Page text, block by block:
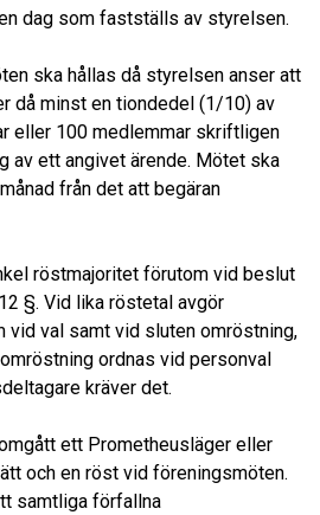
dag som fastställs av styrelsen.
ska hållas då styrelsen anser att
då minst en tiondedel (1/10) av
eller 100 medlemmar skriftligen
av ett angivet ärende. Mötet ska
från det att begäran
röstmajoritet förutom vid beslut
§. Vid lika röstetal avgör
vid val samt vid sluten omröstning,
ordnas vid personval
kräver det.
ett Prometheusläger eller
och en röst vid föreningsmöten.
samtliga förfallna